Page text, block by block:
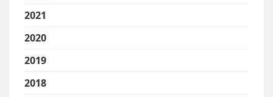
2021
2020
2019
2018